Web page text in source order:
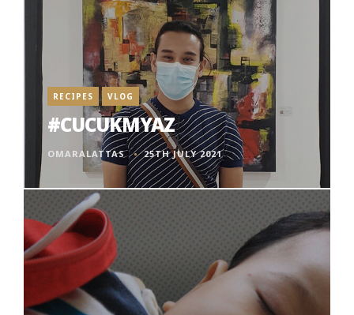
RECIPES VLOG
#CUCUKMYAZ
OMARALATTAS 25TH JULY 2021